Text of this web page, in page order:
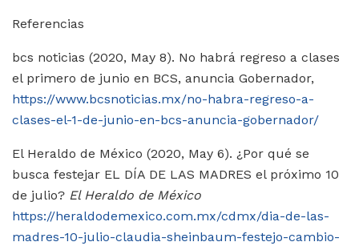
Referencias
bcs noticias (2020, May 8). No habrá regreso a clases
el primero de junio en BCS, anuncia Gobernador,
https://www.bcsnoticias.mx/no-habra-regreso-a-
clases-el-1-de-junio-en-bcs-anuncia-gobernador/
El Heraldo de México (2020, May 6). ¿Por qué se
busca festejar EL DÍA DE LAS MADRES el próximo 10
de julio? El Heraldo de México
https://heraldodemexico.com.mx/cdmx/dia-de-las-
madres-10-julio-claudia-sheinbaum-festejo-cambio-